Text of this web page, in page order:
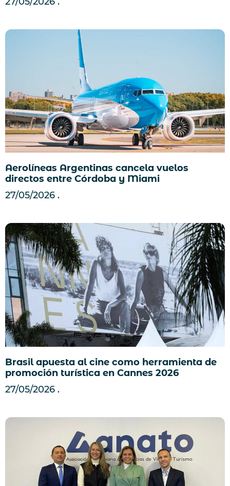
Aerolíneas Argentinas cancela vuelos
directos entre Córdoba y Miami
27/05/2026
Brasil apuesta al cine como herramienta de
promoción turística en Cannes 2026
27/05/2026